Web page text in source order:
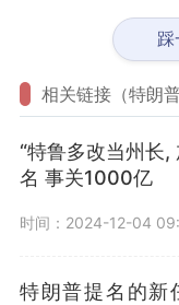
相关链接（特朗普
“特鲁多改当州长,
名 事关1000亿
时间：2024-12-04
特朗普提名的新